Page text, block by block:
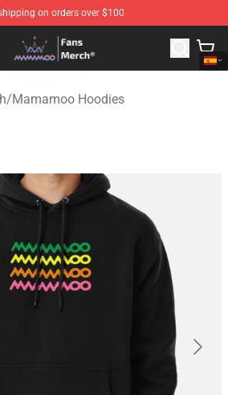
on orders over $100
- Official Mamamoo Merchandise Shop
/Mamamoo Hoodies